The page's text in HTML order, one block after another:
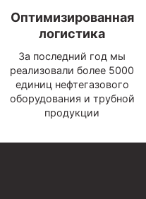
Оптимизированная
логистика
За последний год мы
реализовали более 5000
единиц нефтегазового
оборудования и трубной
продукции